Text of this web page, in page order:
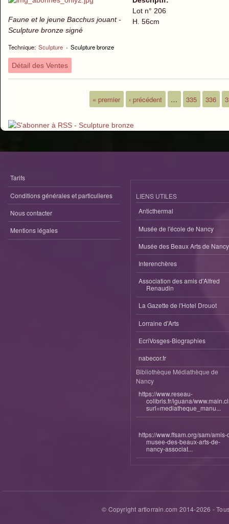
Faune et le jeune Bacchus jouant -
Sculpture bronze signé
Technique: Sculpture › Sculpture bronze
Lot n° 206
H. 56cm
Détail des Ventes
« premier ‹ précédent … 335 336
Tarifs
Conditions générales et particulieres
Nous contacter
Mentions légales
LIENS UTILES
Anticthermal
Musée de l'école de Nancy
Musée des Beaux Arts de Nancy
Interenchères
Association des amis d'Alfred
Renaudin
La Gazette de l'Hotel Drouot
Lorraine d'Arts
EcriVosges-Biographies
nabecor.fr
Bibliothèque Médiathèque de
Nancy
https://www.reseau-
colibris.fr/iguana/
surl=mediatheque_manu...
https://www.ffsam.org/sam/amis-
musee-des-beaux-arts-de-
nancy-associat...
© Copyright artlorrain.com 2014-2026 -